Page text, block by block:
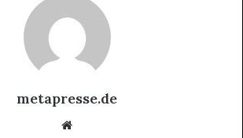
metapresse.de
Website